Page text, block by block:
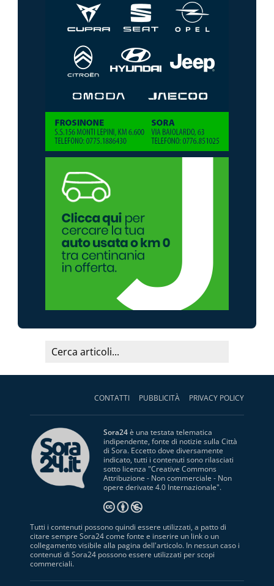
CONTATTI PUBBLICITÀ PRIVACY POLICY
Sora24è una testata telematica
indipendente, fonte di notizie sulla Città
di Sora. Eccetto dove diversamente
indicato, tutti i contenuti sono rilasciati
sotto licenza "Creative Commons
Attribuzione - Non commerciale - Non
opere derivate 4.0 Internazionale".
Tutti i contenuti possono quindi essere utilizzati, a patto di
citare sempre Sora24 come fonte e inserire un link o un
collegamento visibile alla pagina dell'articolo. In nessun caso i
contenuti di Sora24 possono essere utilizzati per scopi
commerciali.